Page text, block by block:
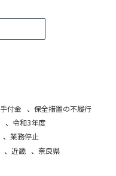
手付金 、保全措置の不履行
、 令和3年度
、 業務停止
、 近畿 、奈良県